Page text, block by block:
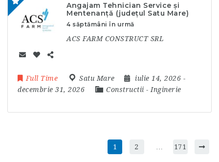
Angajam Tehnician Service și
Mentenanță (județul Satu Mare)
4 săptămâni în urmă
ACS FARM CONSTRUCT SRL
Full Time Satu Mare iulie 14, 2026 -
decembrie 31, 2026
Constructii - Inginerie
1 2 171